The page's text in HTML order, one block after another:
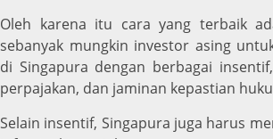
Oleh karena itu cara yang terbaik
sebanyak mungkin investor asing
di Singapura dengan berbagai
perpajakan, dan jaminan kepastian
Selain insentif, Singapura juga harus